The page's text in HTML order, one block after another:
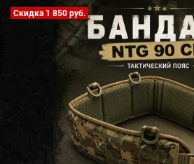
Скидка 1 850 руб.